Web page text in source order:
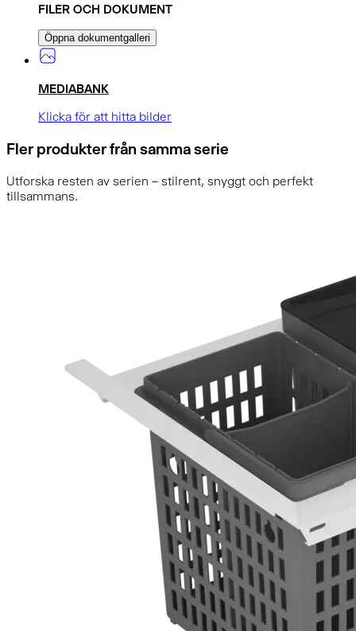
FILER OCH DOKUMENT
Öppna dokumentgalleri
MEDIABANK
Klicka för att hitta bilder
Fler produkter från samma serie
Utforska resten av serien – stilrent, snyggt och perfekt
tillsammans.